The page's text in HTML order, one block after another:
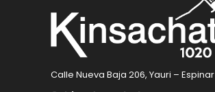
Calle Nueva Baja 206, Yauri – Espinar